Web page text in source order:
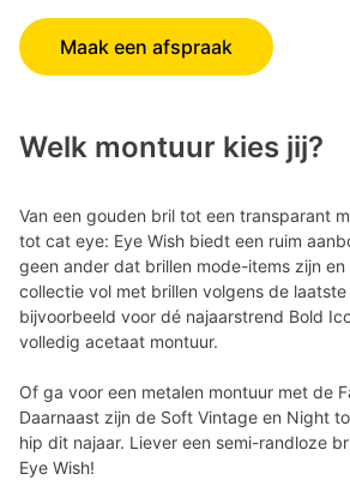
Maak een afspraak
Welk montuur kies jij?
Van een gouden bril tot een transparant
tot cat eye: Eye Wish biedt een ruim
geen ander dat brillen mode-items zijn
collectie vol met brillen volgens de laatste
bijvoorbeeld voor dé najaarstrend Bold
volledig acetaat montuur.
Of ga voor een metalen montuur met de
Daarnaast zijn de Soft Vintage en Night
hip dit najaar. Liever een semi-randloze
Eye Wish!